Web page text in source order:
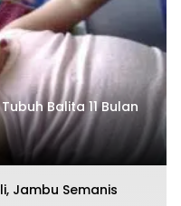
Balita 11 Bulan
Jambu Semanis